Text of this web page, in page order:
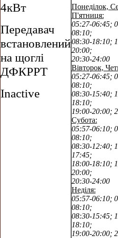
4кВт
Передавач
встановлений
на щоглі
ДФКРРТ
Inactive
Понеділок,
П'ятниця:
05:27-06:45;
08:10;
08:30-18:10;
20:00;
20:30-24:00
Вівторок,
05:27-06:45;
08:10;
08:30-15:40;
18:10;
19:00-20:00;
Субота:
05:57-06:10;
08:10;
08:30-12:40;
17:45;
18:00-18:10;
20:00;
20:30-24:00
Неділя:
05:57-06:10;
08:10;
08:30-15:45;
18:10;
19:00-20:00;